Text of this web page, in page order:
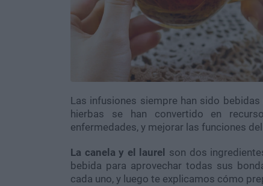
Las infusiones siempre han sido
hierbas se han convertido en
enfermedades, y mejorar las funciones
La canela y el laurel son dos
bebida para aprovechar todas sus
cada uno, y luego te explicamos cómo